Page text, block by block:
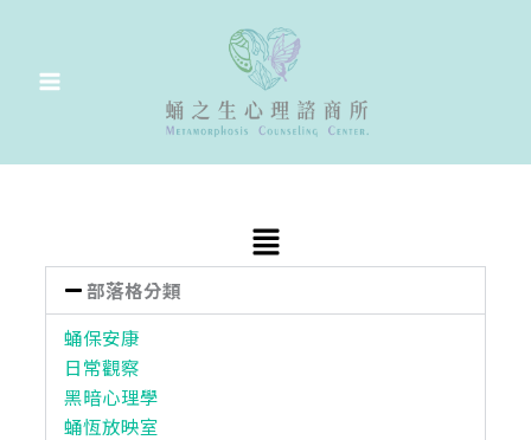
容
Main
部落格分類
蛹保安康
日常觀察
黑暗心理學
蛹恆放映室